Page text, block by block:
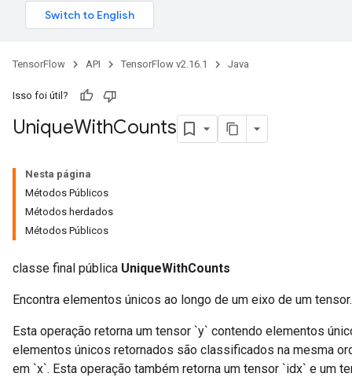
TensorFlow API TensorFlow v2.16.1 Java
Isso foi útil?
UniqueWithCounts
Nesta página
Métodos Públicos
Métodos herdados
Métodos Públicos
classe final pública UniqueWithCounts
Encontra elementos únicos ao longo de um eixo de um tensor.
Esta operação retorna um tensor `y` contendo elementos
elementos únicos retornados são classificados na mesma
em `x`. Esta operação também retorna um tensor `idx` e um